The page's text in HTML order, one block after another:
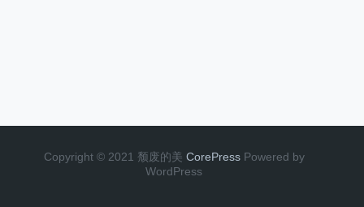
Copyright © 2021 颓废的美 CorePress Powered by
WordPress